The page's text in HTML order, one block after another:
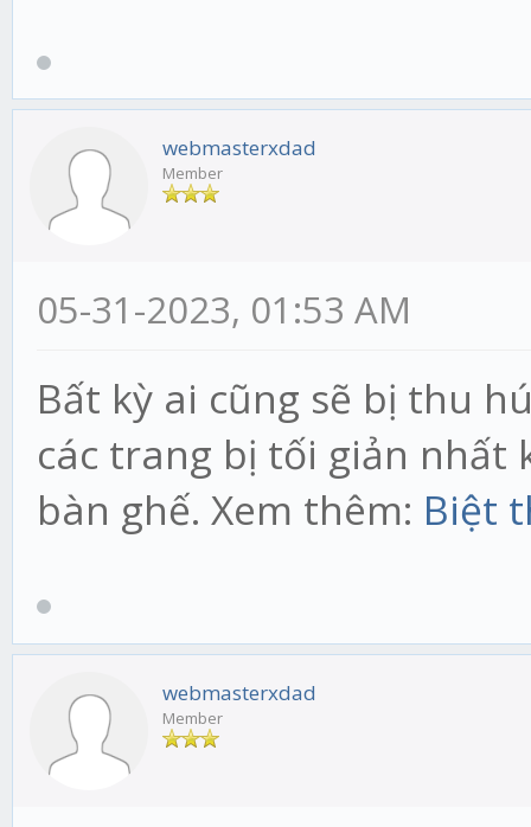
webmasterxdad
Member
05-31-2023, 01:53 AM
Bất kỳ ai cũng sẽ bị thu
các trang bị tối giản
bàn ghế. Xem thêm: Biệt
webmasterxdad
Member